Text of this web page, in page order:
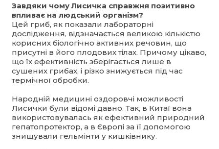
Завдяки чому Лисичка справжня позитивно
впливає на людський організм?
Цей гриб, як показали лабораторні
дослідження, відзначається великою кількістю
корисних біологічно активних речовин, що
присутні в його плодових тілах. Причому цікаво,
що їх ефективність зберігається лише в
сушених грибах, і різко знижується під час
термічної обробки.
Народній медицині оздоровчі можливості
Лисички були відомі давно. Так, в Китаї вона
використовувалась як ефективний природний
гепатопротектор, а в Європі за її допомогою
знищували гельмінти у кишківнику.